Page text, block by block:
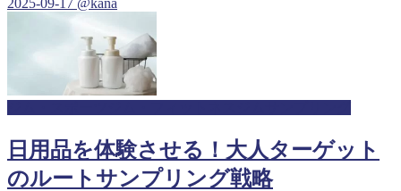
日用品を体験させる！大人ターゲット
のルートサンプリング戦略